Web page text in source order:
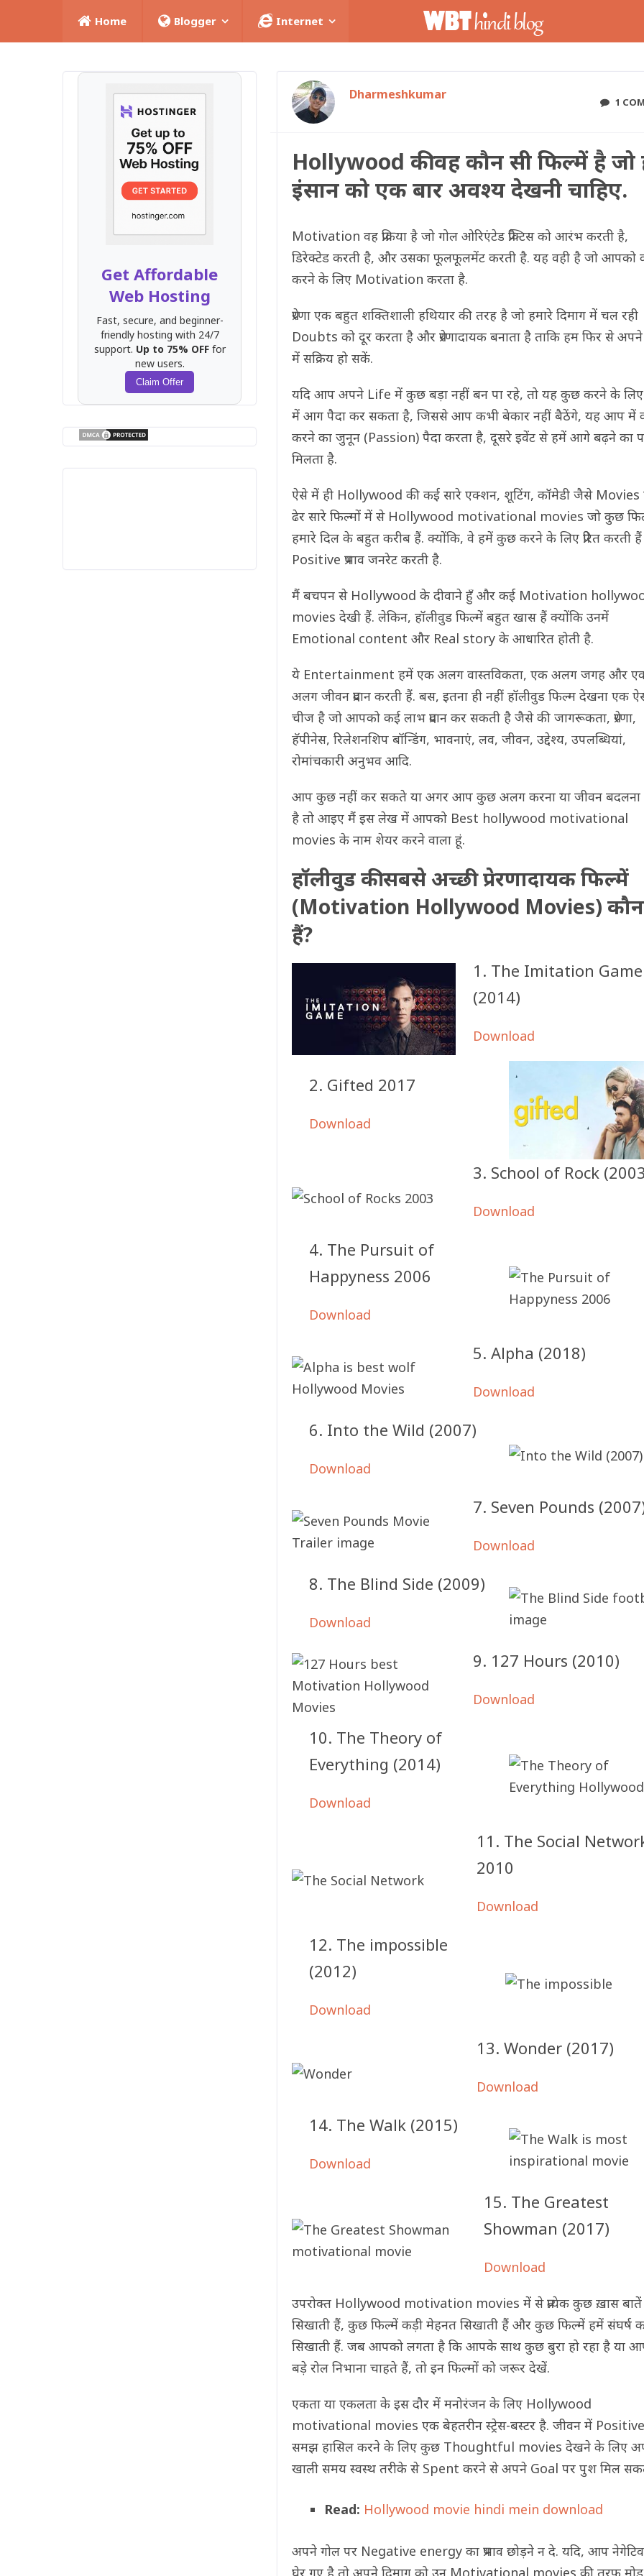
Home Blogger Internet
Dharmeshkumar 1
Hollywood की वह कौन सी फिल्में है जो
इंसान को एक बार अवश्य देखनी चाहिए.
Motivation वह प्रक्रिया है जो गोल ओरिएंटेड प्रैक्टिस को आरंभ करती है,
डिरेक्टेड करती है, और उसका फूलफूलमेंट करती है. यह वही है जो आपको
करने के लिए Motivation करता है.
प्रेरणा एक बहुत शक्तिशाली हथियार की तरह है जो हमारे दिमाग में चल रही
Doubts को दूर करता है और प्रेरणादायक बनाता है ताकि हम फिर से
में सक्रिय हो सकें.
यदि आप अपने Life में कुछ बड़ा नहीं बन पा रहे, तो यह कुछ करने के
में आग पैदा कर सकता है, जिससे आप कभी बेकार नहीं बैठेंगे, यह आप में
करने का जुनून (Passion) पैदा करता है, दूसरे इवेंट से हमें आगे बढ़ने का
मिलता है.
ऐसे में ही Hollywood की कई सारे एक्शन, शूटिंग, कॉमेडी जैसे
ढेर सारे फिल्मों में से Hollywood motivational movies जो कुछ
हमारे दिल के बहुत करीब हैं. क्योंकि, वे हमें कुछ करने के लिए प्रेरित करती
Positive प्रभाव जनरेट करती है.
मैं बचपन से Hollywood के दीवाने हुँ और कई Motivation
movies देखी हैं. लेकिन, हॉलीवुड फिल्में बहुत खास हैं क्योंकि उनमें
Emotional content और Real story के आधारित होती है.
ये Entertainment हमें एक अलग वास्तविकता, एक अलग जगह और
अलग जीवन प्रदान करती हैं. बस, इतना ही नहीं हॉलीवुड फिल्म देखना एक
चीज है जो आपको कई लाभ प्रदान कर सकती है जैसे की जागरूकता, प्रेरणा,
हॅपीनेस, रिलेशनशिप बॉन्डिंग, भावनाएं, लव, जीवन, उद्देश्य, उपलब्धियां,
रोमांचकारी अनुभव आदि.
आप कुछ नहीं कर सकते या अगर आप कुछ अलग करना या जीवन बदलना
है तो आइए मैं इस लेख में आपको Best hollywood motivational
movies के नाम शेयर करने वाला हूं.
हॉलीवुड की सबसे अच्छी प्रेरणादायक फिल्में
(Motivation Hollywood Movies)
हैं?
1. The Imitation Game
(2014)
Download
2. Gifted 2017
Download
3. School of Rock
Download
4. The Pursuit of
Happyness 2006
Download
5. Alpha (2018)
Download
6. Into the Wild (2007)
Download
7. Seven Pounds
Download
8. The Blind Side (2009)
Download
9. 127 Hours (2010)
Download
10. The Theory of
Everything (2014)
Download
11. The Social
2010
Download
12. The impossible
(2012)
Download
13. Wonder (2017)
Download
14. The Walk (2015)
Download
15. The Greatest
Showman (2017)
Download
उपरोक्त Hollywood motivation movies में से प्रत्येक कुछ ख़ास बातें
सिखाती हैं, कुछ फिल्में कड़ी मेहनत सिखाती हैं और कुछ फिल्में हमें संघर्ष
सिखाती हैं. जब आपको लगता है कि आपके साथ कुछ बुरा हो रहा है या
बड़े रोल निभाना चाहते हैं, तो इन फिल्मों को जरूर देखें.
एकता या एकलता के इस दौर में मनोरंजन के लिए Hollywood
motivational movies एक बेहतरीन स्ट्रेस-बस्टर है. जीवन में Positive
समझ हासिल करने के लिए कुछ Thoughtful movies देखने के लिए
खाली समय स्वस्थ तरीके से Spent करने से अपने Goal पर पुश मिल
Read: Hollywood movie hindi mein download
अपने गोल पर Negative energy का प्रभाव छोड़ने न दे. यदि, आप
घेर गए है तो अपने दिमाग को उन Motivational movies की तरफ
Get Affordable
Web Hosting
Fast, secure, and beginner-
friendly hosting with 24/7
support. Up to 75% OFFfor
new users.
Claim Offer